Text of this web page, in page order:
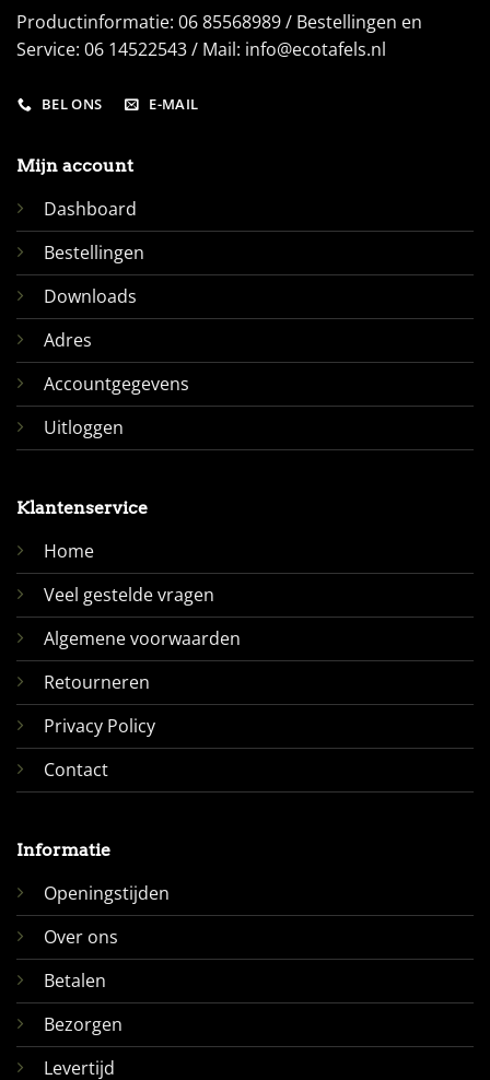
Productinformatie: 06 85568989 / Bestellingen en
Service: 06 14522543 / Mail: info@ecotafels.nl
BEL ONS E-MAIL
Mijn account
Dashboard
Bestellingen
Downloads
Adres
Accountgegevens
Uitloggen
Klantenservice
Home
Veel gestelde vragen
Algemene voorwaarden
Retourneren
Privacy Policy
Contact
Informatie
Openingstijden
Over ons
Betalen
Bezorgen
Levertijd